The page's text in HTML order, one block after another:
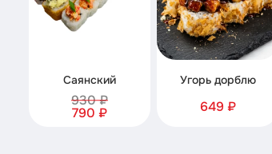
Саянский
930 ₽
790 ₽
Угорь дорблю
649 ₽